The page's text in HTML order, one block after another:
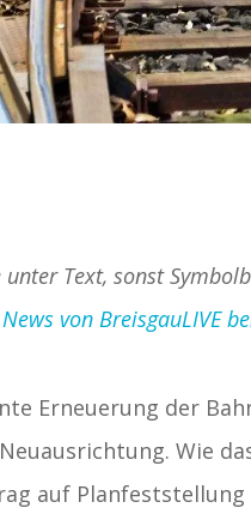
Text, sonst
von BreisgauLIVE
Erneuerung der
Wie
auf